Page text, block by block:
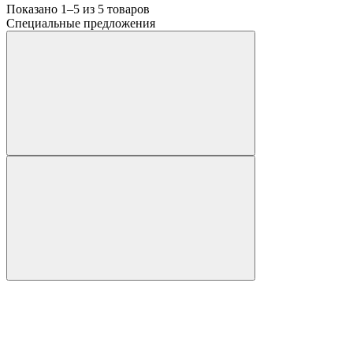
Показано 1–5 из 5 товаров
Специальные предложения